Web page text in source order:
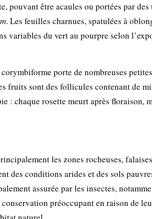
pouvant être acaules ou portées par
. Les feuilles charnues, spatulées à
variables du vert au pourpre selon
porte de nombreuses
fruits sont des follicules contenant de
: chaque rosette meurt après floraison,
les zones rocheuses,
des conditions arides et des sols
assurée par les insectes,
préoccupant en raison de